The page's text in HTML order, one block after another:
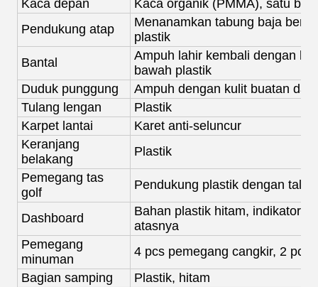
Kaca depan
Kaca organik (PMMA), satu
Pendukung atap
Menanamkan tabung baja
plastik
Bantal
Ampuh lahir kembali dengan
bawah plastik
Duduk punggung
Ampuh dengan kulit buatan
Tulang lengan
Plastik
Karpet lantai
Karet anti-seluncur
Keranjang
belakang
Plastik
Pemegang tas
golf
Pendukung plastik dengan tali
Dashboard
Bahan plastik hitam, indikator
atasnya
Pemegang
minuman
4 pcs pemegang cangkir, 2 pcs
Bagian samping
Plastik, hitam